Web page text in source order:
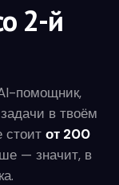
2-й
помощник,
в твоём
стоит от 200
— значит, в